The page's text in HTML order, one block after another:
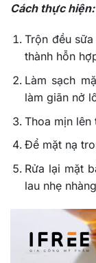
Cách thực hiện:
Trộn đều
thành hỗn
Làm sạch
làm giãn nở
Thoa mịn lên
Để mặt nạ
Rửa lại mặt
lau nhẹ